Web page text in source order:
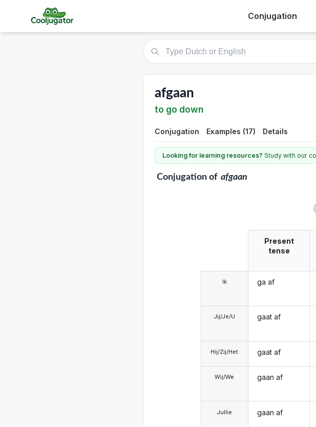
Conjugation
afgaan
to go down
Conjugation Examples (17) Details
Looking for learning resources? Study with our
Conjugationof afgaan
Ik
Jij/Je/U
Hij/Zij/Het
Wij/We
Jullie
Present
tense
ga af
gaat af
gaat af
gaan af
gaan af